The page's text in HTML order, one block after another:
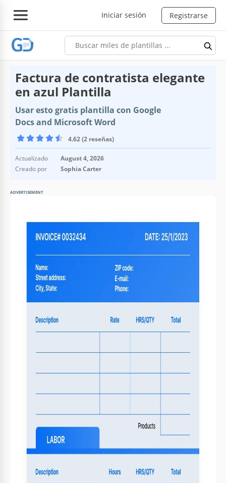
Iniciar sesión Registrarse
Factura de contratista elegante
en azul Plantilla
Usar esto gratis plantilla con Google
Docs and Microsoft Word
4.62 (2 reseñas)
Actualizado
August 4, 2026
Creado por
Sophia Carter
ADVERTISEMENT